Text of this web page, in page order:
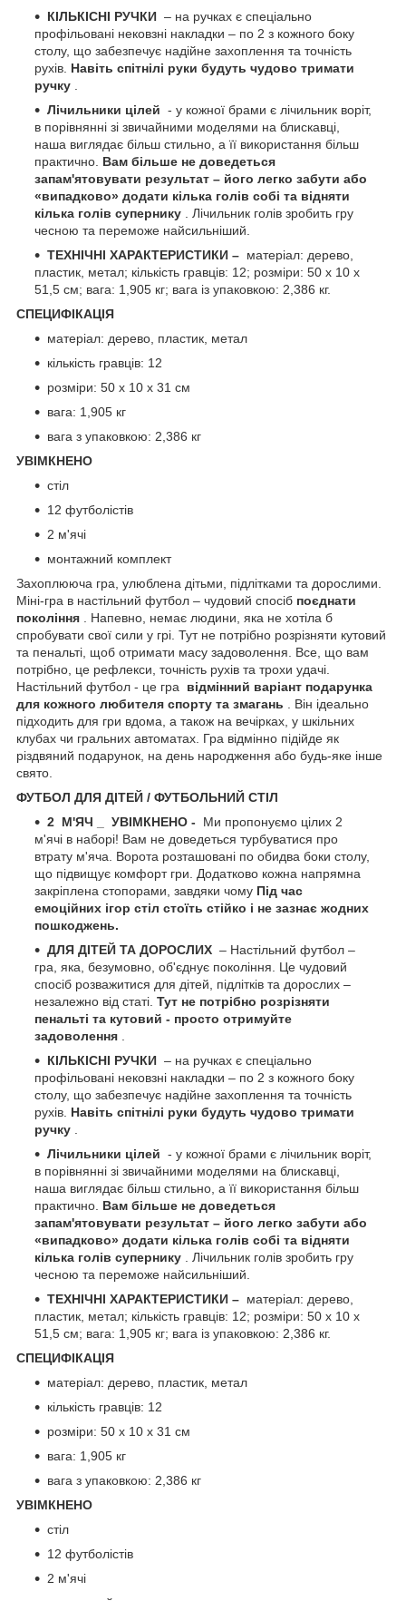
КІЛЬКІСНІ РУЧКИ – на ручках є спеціально
профільовані нековзні накладки – по 2 з кожного боку
столу, що забезпечує надійне захоплення та точність
рухів. Навіть спітнілі руки будуть чудово тримати
ручку
Лічильники цілей - у кожної брами є лічильник воріт,
в порівнянні зі звичайними моделями на блискавці,
наша виглядає більш стильно, а її використання більш
практично. Вам більше не доведеться
запам'ятовувати результат – його легко забути або
«випадково» додати кілька голів собі та відняти
кілька голів супернику . Лічильник голів зробить гру
чесною та переможе найсильніший.
ТЕХНІЧНІ ХАРАКТЕРИСТИКИ – матеріал: дерево,
пластик, метал; кількість гравців: 12; розміри: 50 х 10 х
51,5 см; вага: 1,905 кг; вага із упаковкою: 2,386 кг.
СПЕЦИФІКАЦІЯ
матеріал: дерево, пластик, метал
кількість гравців: 12
розміри: 50 х 10 х 31 см
вага: 1,905 кг
вага з упаковкою: 2,386 кг
УВІМКНЕНО
стіл
12 футболістів
2 м'ячі
монтажний комплект
Захоплююча гра, улюблена дітьми, підлітками та дорослими.
Міні-гра в настільний футбол – чудовий спосіб поєднати
покоління
. Напевно, немає людини, яка не хотіла б
спробувати свої сили у грі. Тут не потрібно розрізняти кутовий
та пенальті, щоб отримати масу задоволення. Все, що вам
потрібно, це рефлекси, точність рухів та трохи удачі.
Настільний футбол - це гра відмінний варіант подарунка
для кожного любителя спорту та змагань
. Він ідеально
підходить для гри вдома, а також на вечірках, у шкільних
клубах чи гральних автоматах. Гра відмінно підійде як
різдвяний подарунок, на день народження або будь-яке інше
свято.
ФУТБОЛ ДЛЯ ДІТЕЙ / ФУТБОЛЬНИЙ СТІЛ
2 М'ЯЧ УВІМКНЕНО -
Ми пропонуємо цілих 2
м'ячі в наборі! Вам не доведеться турбуватися про
втрату м'яча. Ворота розташовані по обидва боки столу,
що підвищує комфорт гри. Додатково кожна напрямна
закріплена стопорами, завдяки чому Під час
емоційних ігор стіл стоїть стійко і не зазнає жодних
пошкоджень.
ДЛЯ ДІТЕЙ ТА ДОРОСЛИХ – Настільний футбол –
гра, яка, безумовно, об'єднує покоління. Це чудовий
спосіб розважитися для дітей, підлітків та дорослих –
незалежно від статі. Тут не потрібно розрізняти
пенальті та кутовий - просто отримуйте
задоволення
КІЛЬКІСНІ РУЧКИ – на ручках є спеціально
профільовані нековзні накладки – по 2 з кожного боку
столу, що забезпечує надійне захоплення та точність
рухів. Навіть спітнілі руки будуть чудово тримати
ручку
Лічильники цілей - у кожної брами є лічильник воріт,
в порівнянні зі звичайними моделями на блискавці,
наша виглядає більш стильно, а її використання більш
практично. Вам більше не доведеться
запам'ятовувати результат – його легко забути або
«випадково» додати кілька голів собі та відняти
кілька голів супернику . Лічильник голів зробить гру
чесною та переможе найсильніший.
ТЕХНІЧНІ ХАРАКТЕРИСТИКИ – матеріал: дерево,
пластик, метал; кількість гравців: 12; розміри: 50 х 10 х
51,5 см; вага: 1,905 кг; вага із упаковкою: 2,386 кг.
СПЕЦИФІКАЦІЯ
матеріал: дерево, пластик, метал
кількість гравців: 12
розміри: 50 х 10 х 31 см
вага: 1,905 кг
вага з упаковкою: 2,386 кг
УВІМКНЕНО
стіл
12 футболістів
2 м'ячі